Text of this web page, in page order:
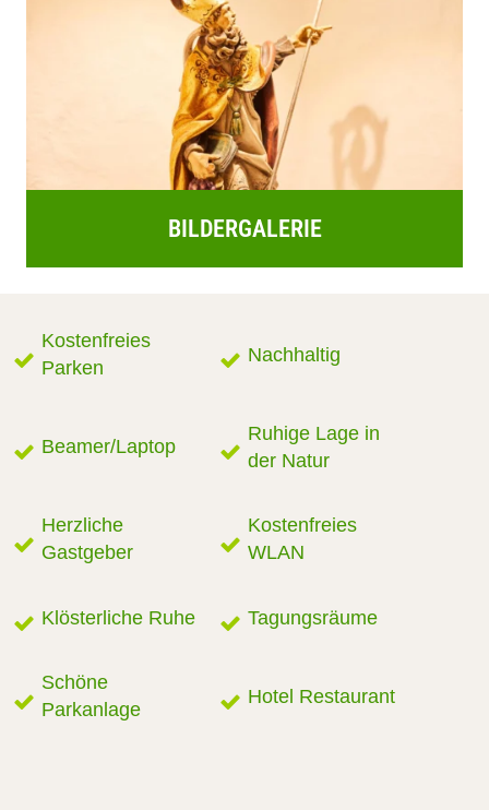
BILDERGALERIE
Kostenfreies
Parken
Nachhaltig
Beamer/Laptop
Ruhige Lage in
der Natur
Herzliche
Gastgeber
Kostenfreies
WLAN
Klösterliche Ruhe Tagungsräume
Schöne
Parkanlage
Hotel Restaurant